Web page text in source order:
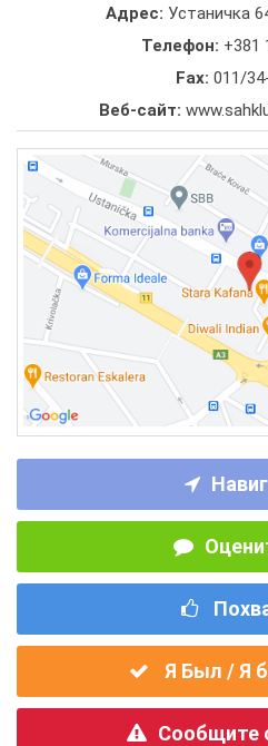
Адрес: Устаничка
Телефон: +381
Fax: 011/
Веб-сайт:
Я Был / Я
Сообщите